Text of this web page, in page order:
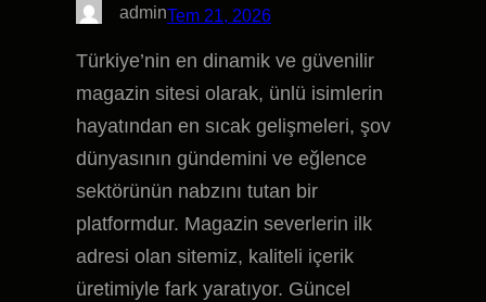
adminTem 21, 2026
Türkiye’nin en dinamik ve güvenilir
magazin sitesi olarak, ünlü isimlerin
hayatından en sıcak gelişmeleri, şov
dünyasının gündemini ve eğlence
sektörünün nabzını tutan bir
platformdur. Magazin severlerin ilk
adresi olan sitemiz, kaliteli içerik
üretimiyle fark yaratıyor. Güncel